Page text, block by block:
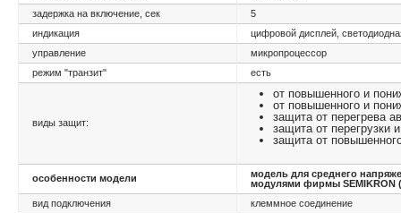
задержка на включение, сек
5
индикация
цифровой дисплей,
управление
микропроцессор
режим "транзит"
есть
виды защит:
от повышенного и
от повышенного и
защита от перегрева
защита от перегрузки
защита от
особенности модели
модель для среднего
модулями фирмы SEMIKRON
вид подключения
клеммное соединение